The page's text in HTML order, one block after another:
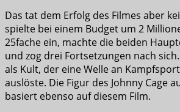
Das tat dem Erfolg des Filmes aber
spielte bei einem Budget um 2
25fache ein, machte die beiden
und zog drei Fortsetzungen nach
als Kult, der eine Welle an
auslöste. Die Figur des Johnny Cage
basiert ebenso auf diesem Film.